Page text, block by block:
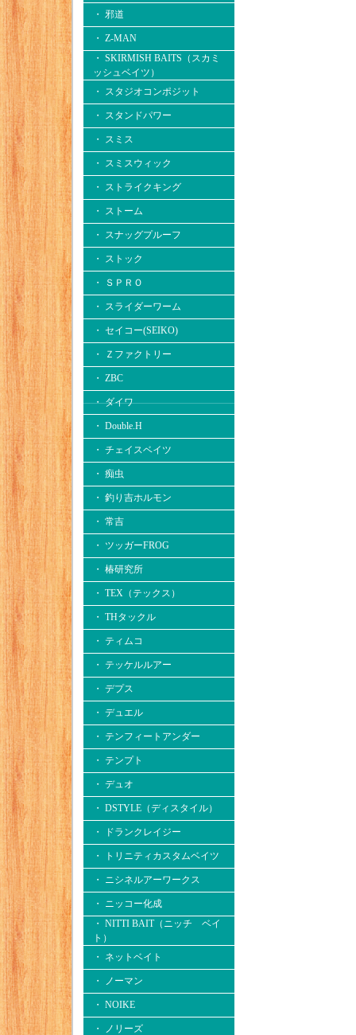
・ 邪道
・ Z-MAN
・ SKIRMISH BAITS（スカミ
ッシュベイツ）
・ スタジオコンポジット
・ スタンドパワー
・ スミス
・ スミスウィック
・ ストライクキング
・ ストーム
・ スナッグプルーフ
・ ストック
・ ＳＰＲＯ
・ スライダーワーム
・ セイコー(SEIKO)
・ Ｚファクトリー
・ ZBC
・ ダイワ
・ Double.H
・ チェイスベイツ
・ 痴虫
・ 釣り吉ホルモン
・ 常吉
・ ツッガーFROG
・ 椿研究所
・ TEX（テックス）
・ THタックル
・ ティムコ
・ テッケルルアー
・ デプス
・ デュエル
・ テンフィートアンダー
・ テンプト
・ デュオ
・ DSTYLE（ディスタイル）
・ ドランクレイジー
・ トリニティカスタムベイツ
・ ニシネルアーワークス
・ ニッコー化成
・ NITTI BAIT（ニッチ ベイ
ト）
・ ネットベイト
・ ノーマン
・ NOIKE
・ ノリーズ